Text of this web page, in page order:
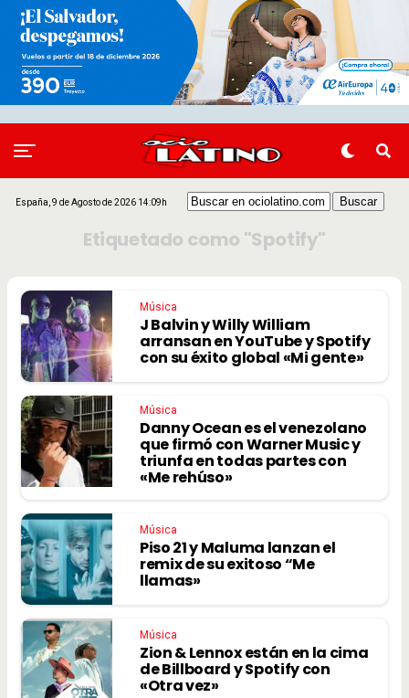
España, 9 de Agosto de 2026 14:09h
Etiquetado como "Spotify"
Música
J Balvin y Willy William
arransan en YouTube y Spotify
con su éxito global «Mi gente»
Música
Danny Ocean es el venezolano
que firmó con Warner Music y
triunfa en todas partes con
«Me rehúso»
Música
Piso 21 y Maluma lanzan el
remix de su exitoso “Me
llamas»
Música
Zion & Lennox están en la cima
de Billboard y Spotify con
«Otra vez»